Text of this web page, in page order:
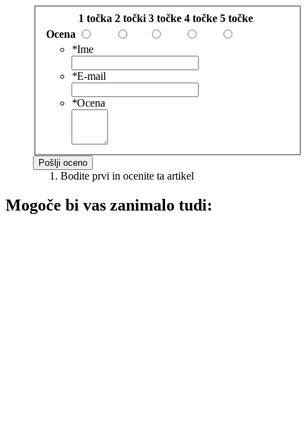
1 točka 2 točki 3 točke 4 točke 5 točke
Ocena
*Ime
*E-mail
*Ocena
Pošlji oceno
Bodite prvi in ocenite ta artikel
Mogoče bi vas zanimalo tudi: